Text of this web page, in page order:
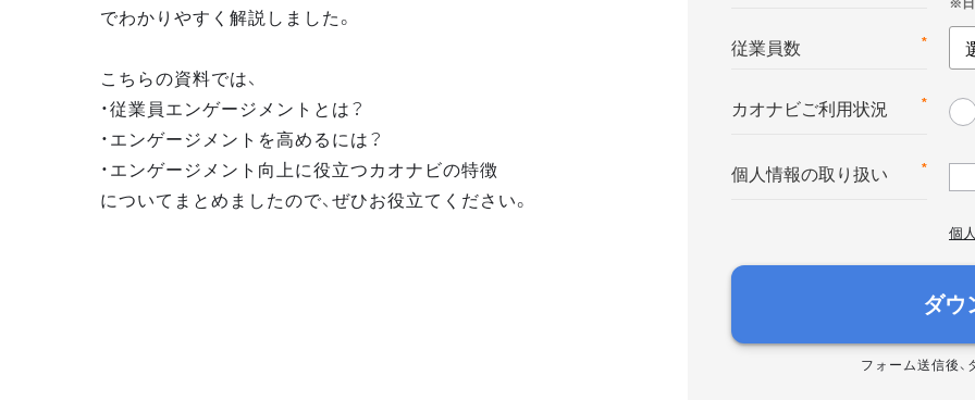
でわかりやすく解説しました。
こちらの資料では、
・従業員エンゲージメントとは？
・エンゲージメントを高めるには？
・エンゲージメント向上に役立つカオナビの特徴
についてまとめましたので、ぜひお役立てください。
*
従業員数
*
カオナビご利用状況
*
個人情報の取り扱い
個
ダウ
フォーム送信後